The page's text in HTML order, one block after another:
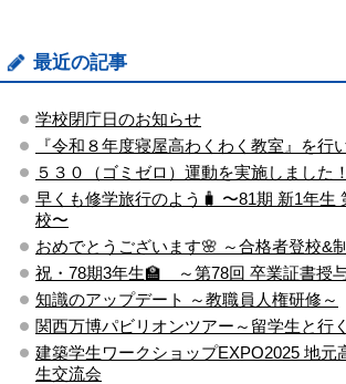
最近の記事
学校閉庁日のお知らせ
『令和８年度寝屋高わくわく教室』を行
５３０（ゴミゼロ）運動を実施しました！
早くも修学旅行のよう🧳 〜81期 新1年生
校〜
おめでとうございます🌸 ～合格者登校&
祝・78期3年生🏫 ～第78回 卒業証書授
知識のアップデート ～教職員人権研修～
関西万博パビリオンツアー～留学生と行
建築学生ワークショップEXPO2025 地元
生交流会